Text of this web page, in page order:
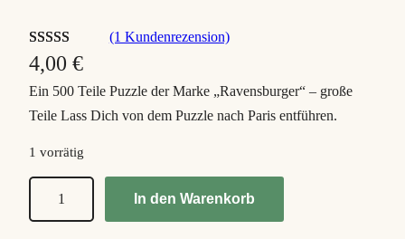
Bewertet mit
1
ertung
(1 Kundenrezension)
4,00 €
Ein 500 Teile Puzzle der Marke „Ravensburger“ – große
Teile Lass Dich von dem Puzzle nach Paris entführen.
1 vorrätig
In den Warenkorb